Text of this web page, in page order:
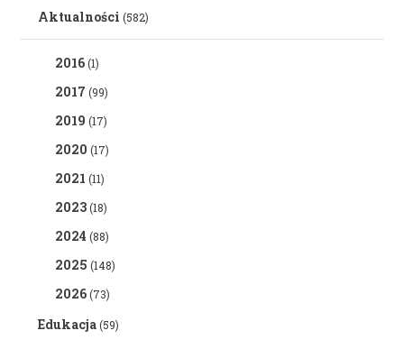
Aktualności (582)
2016(1)
2017 (99)
2019 (17)
2020 (17)
2021 (11)
2023(18)
2024 (88)
2025 (148)
2026(73)
Edukacja(59)